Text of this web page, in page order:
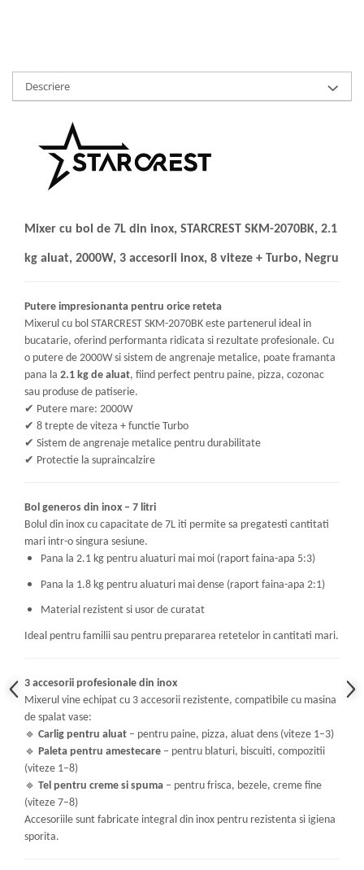
Descriere
Mixer cu bol de 7L din inox, STARCREST SKM-2070BK, 2.1
kg aluat, 2000W, 3 accesorii inox, 8 viteze + Turbo, Negru
Putere impresionanta pentru orice reteta
Mixerul cu bol STARCREST SKM-2070BK este partenerul ideal in
bucatarie, oferind performanta ridicata si rezultate profesionale. Cu
o putere de 2000W si sistem de angrenaje metalice, poate framanta
pana la 2.1 kg de aluat, fiind perfect pentru paine, pizza, cozonac
sau produse de patiserie.
✔ Putere mare: 2000W
✔ 8 trepte de viteza + functie Turbo
✔ Sistem de angrenaje metalice pentru durabilitate
✔ Protectie la supraincalzire
Bol generos din inox – 7 litri
Bolul din inox cu capacitate de 7L iti permite sa pregatesti cantitati
mari intr-o singura sesiune.
Pana la 2.1 kg pentru aluaturi mai moi (raport faina-apa 5:3)
Pana la 1.8 kg pentru aluaturi mai dense (raport faina-apa 2:1)
Material rezistent si usor de curatat
Ideal pentru familii sau pentru prepararea retetelor in cantitati mari.
3 accesorii profesionale din inox
Mixerul vine echipat cu 3 accesorii rezistente, compatibile cu masina
de spalat vase:
🔹 Carlig pentru aluat – pentru paine, pizza, aluat dens (viteze 1–3)
🔹 Paleta pentru amestecare – pentru blaturi, biscuiti, compozitii
(viteze 1–8)
🔹 Tel pentru creme si spuma – pentru frisca, bezele, creme fine
(viteze 7–8)
Accesoriile sunt fabricate integral din inox pentru rezistenta si igiena
sporita.